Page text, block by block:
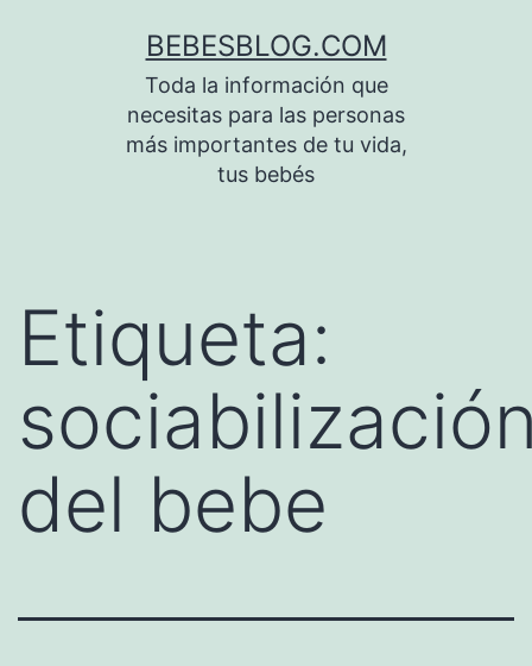
BEBESBLOG.COM
Toda la información que
necesitas para las personas
más importantes de tu vida,
tus bebés
Etiqueta:
del bebe